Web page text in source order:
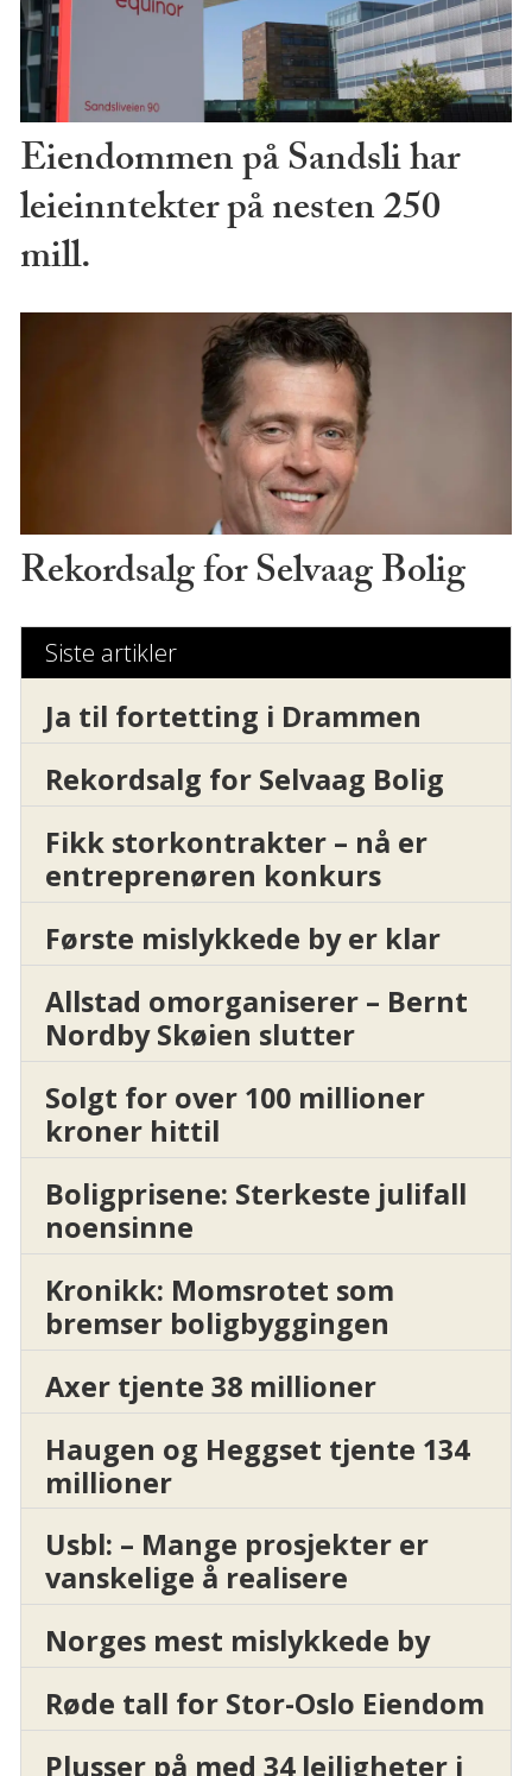
Eiendommen på Sandsli har
leieinntekter på nesten 250
mill.
Rekordsalg for Selvaag Bolig
Siste artikler
Ja til fortetting i Drammen
Rekordsalg for Selvaag Bolig
Fikk storkontrakter – nå er
entreprenøren konkurs
Første mislykkede by er klar
Allstad omorganiserer – Bernt
Nordby Skøien slutter
Solgt for over 100 millioner
kroner hittil
Boligprisene: Sterkeste julifall
noensinne
Kronikk: Momsrotet som
bremser boligbyggingen
Axer tjente 38 millioner
Haugen og Heggset tjente 134
millioner
Usbl: – Mange prosjekter er
vanskelige å realisere
Norges mest mislykkede by
Røde tall for Stor-Oslo Eiendom
Plusser på med 34 leiligheter i